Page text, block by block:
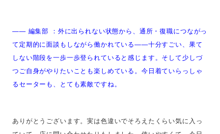
—— 編集部 ： 外に出られない状態から、通所・復職につながっ
て定期的に面談もしながら働かれている――十分すごい、果て
しない階段を一歩一歩登られていると感じます。そして少しづ
つご自身がやりたいことも楽しめている。今日着ていらっしゃ
るセーターも、とても素敵ですね。
ありがとうございます。実は色違いでそろえたくらい気に入っ